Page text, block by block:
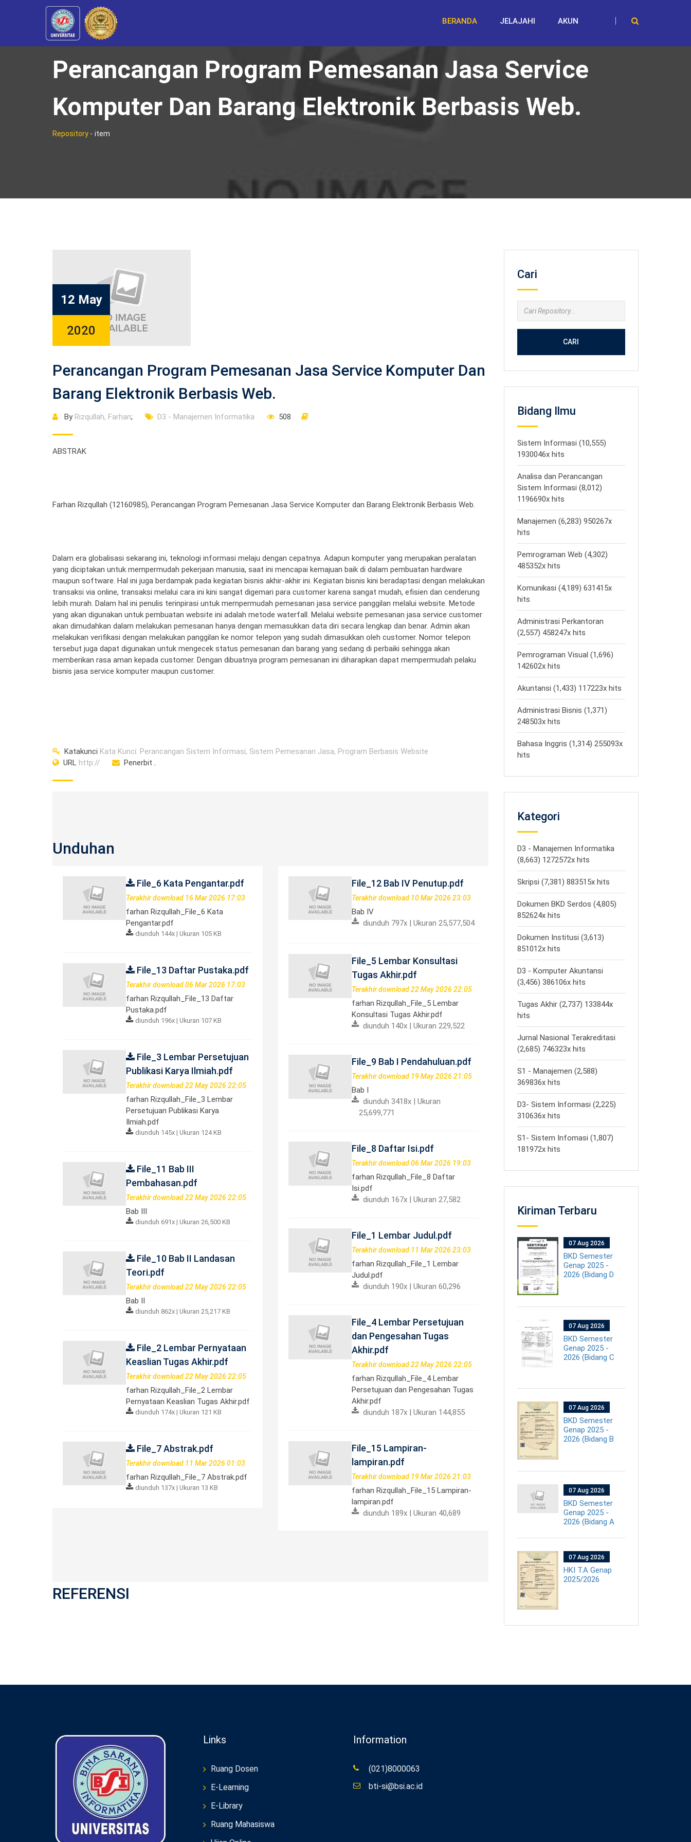
BERANDA JELAJAHI AKUN
Perancangan Program Pemesanan Jasa Service
Komputer Dan Barang Elektronik Berbasis Web.
Repository - item
12 May
2020
Perancangan Program Pemesanan Jasa Service Komputer Dan
Barang Elektronik Berbasis Web.
By Rizqullah, Farhan; D3 - Manajemen Informatika 508
ABSTRAK
Farhan Rizqullah (12160985), Perancangan Program Pemesanan Jasa Service Komputer dan Barang Elektronik Berbasis Web.
Dalam era globalisasi sekarang ini, teknologi informasi melaju dengan cepatnya. Adapun komputer yang merupakan peralatan
yang diciptakan untuk mempermudah pekerjaan manusia, saat ini mencapai kemajuan baik di dalam pembuatan hardware
maupun software. Hal ini juga berdampak pada kegiatan bisnis akhir-akhir ini. Kegiatan bisnis kini beradaptasi dengan melakukan
transaksi via online, transaksi melalui cara ini kini sangat digemari para customer karena sangat mudah, efisien dan cenderung
lebih murah. Dalam hal ini penulis terinpirasi untuk mempermudah pemesanan jasa service panggilan melalui website. Metode
yang akan digunakan untuk pembuatan website ini adalah metode waterfall. Melalui website pemesanan jasa service customer
akan dimudahkan dalam melakukan pemesanan hanya dengan memasukkan data diri secara lengkap dan benar. Admin akan
melakukan verifikasi dengan melakukan panggilan ke nomor telepon yang sudah dimasukkan oleh customer. Nomor telepon
tersebut juga dapat digunakan untuk mengecek status pemesanan dan barang yang sedang di perbaiki sehingga akan
memberikan rasa aman kepada customer. Dengan dibuatnya program pemesanan ini diharapkan dapat mempermudah pelaku
bisnis jasa service komputer maupun customer.
Katakunci Kata Kunci: Perancangan Sistem Informasi, Sistem Pemesanan Jasa, Program Berbasis Website
URL http:// Penerbit ,
Unduhan
File_6 Kata Pengantar.pdf
Terakhir download 16 Mar 2026 17:03
farhan Rizqullah_File_6 Kata
Pengantar.pdf
diunduh 144x | Ukuran 105 KB
File_13 Daftar Pustaka.pdf
Terakhir download 06 Mar 2026 17:03
farhan Rizqullah_File_13 Daftar
Pustaka.pdf
diunduh 196x | Ukuran 107 KB
File_3 Lembar Persetujuan
Publikasi Karya Ilmiah.pdf
Terakhir download 22 May 2026 22:05
farhan Rizqullah_File_3 Lembar
Persetujuan Publikasi Karya
Ilmiah.pdf
diunduh 145x | Ukuran 124 KB
File_11 Bab III
Pembahasan.pdf
Terakhir download 22 May 2026 22:05
Bab III
diunduh 691x | Ukuran 26,500 KB
File_10 Bab II Landasan
Teori.pdf
Terakhir download 22 May 2026 22:05
Bab II
diunduh 862x | Ukuran 25,217 KB
File_2 Lembar Pernyataan
Keaslian Tugas Akhir.pdf
Terakhir download 22 May 2026 22:05
farhan Rizqullah_File_2 Lembar
Pernyataan Keaslian Tugas Akhir.pdf
diunduh 174x | Ukuran 121 KB
File_7 Abstrak.pdf
Terakhir download 11 Mar 2026 01:03
farhan Rizqullah_File_7 Abstrak.pdf
diunduh 137x | Ukuran 13 KB
File_12 Bab IV Penutup.pdf
Terakhir download 10 Mar 2026 23:03
Bab IV
diunduh 797x | Ukuran 25,577,504
File_5 Lembar Konsultasi
Tugas Akhir.pdf
Terakhir download 22 May 2026 22:05
farhan Rizqullah_File_5 Lembar
Konsultasi Tugas Akhir.pdf
diunduh 140x | Ukuran 229,522
File_9 Bab I Pendahuluan.pdf
Terakhir download 19 May 2026 21:05
Bab I
diunduh 3418x | Ukuran
25,699,771
File_8 Daftar Isi.pdf
Terakhir download 06 Mar 2026 19:03
farhan Rizqullah_File_8 Daftar
Isi.pdf
diunduh 167x | Ukuran 27,582
File_1 Lembar Judul.pdf
Terakhir download 11 Mar 2026 23:03
farhan Rizqullah_File_1 Lembar
Judul.pdf
diunduh 190x | Ukuran 60,296
File_4 Lembar Persetujuan
dan Pengesahan Tugas
Akhir.pdf
Terakhir download 22 May 2026 22:05
farhan Rizqullah_File_4 Lembar
Persetujuan dan Pengesahan Tugas
Akhir.pdf
diunduh 187x | Ukuran 144,855
File_15 Lampiran-
lampiran.pdf
Terakhir download 19 Mar 2026 21:03
farhan Rizqullah_File_15 Lampiran-
lampiran.pdf
diunduh 189x | Ukuran 40,689
REFERENSI
Cari
CARI
Bidang Ilmu
Sistem Informasi (10,555)
1930046x hits
Analisa dan Perancangan
Sistem Informasi (8,012)
1196690x hits
Manajemen (6,283) 950267x
hits
Pemrograman Web (4,302)
485352x hits
Komunikasi (4,189) 631415x
hits
Administrasi Perkantoran
(2,557) 458247x hits
Pemrograman Visual (1,696)
142602x hits
Akuntansi (1,433) 117223x hits
Administrasi Bisnis (1,371)
248503x hits
Bahasa Inggris (1,314) 255093x
hits
Kategori
D3 - Manajemen Informatika
(8,663) 1272572x hits
Skripsi (7,381) 883515x hits
Dokumen BKD Serdos (4,805)
852624x hits
Dokumen Institusi (3,613)
851012x hits
D3 - Komputer Akuntansi
(3,456) 386106x hits
Tugas Akhir (2,737) 133844x
hits
Jurnal Nasional Terakreditasi
(2,685) 746323x hits
S1 - Manajemen (2,588)
369836x hits
D3- Sistem Informasi (2,225)
310636x hits
S1- Sistem Infomasi (1,807)
181972x hits
Kiriman Terbaru
07 Aug 2026
BKD Semester
Genap 2025 -
2026 (Bidang D
07 Aug 2026
BKD Semester
Genap 2025 -
2026 (Bidang C
07 Aug 2026
BKD Semester
Genap 2025 -
2026 (Bidang B
07 Aug 2026
BKD Semester
Genap 2025 -
2026 (Bidang A
07 Aug 2026
HKI T.A Genap
2025/2026
Links
Ruang Dosen
E-Learning
E-Library
Ruang Mahasiswa
Information
(021)8000063
bti-si@bsi.ac.id